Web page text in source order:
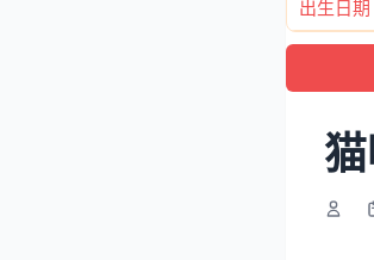
出生日期